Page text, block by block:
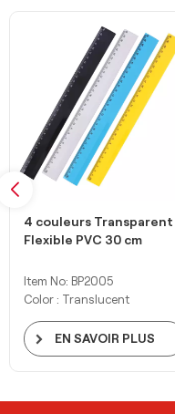
4 couleurs Transparent
Flexible PVC 30 cm
Item No: BP2005
Color : Translucent
EN SAVOIR PLUS